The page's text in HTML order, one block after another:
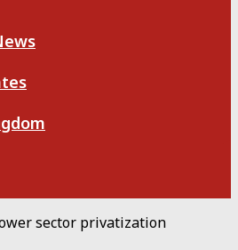
sector privatization